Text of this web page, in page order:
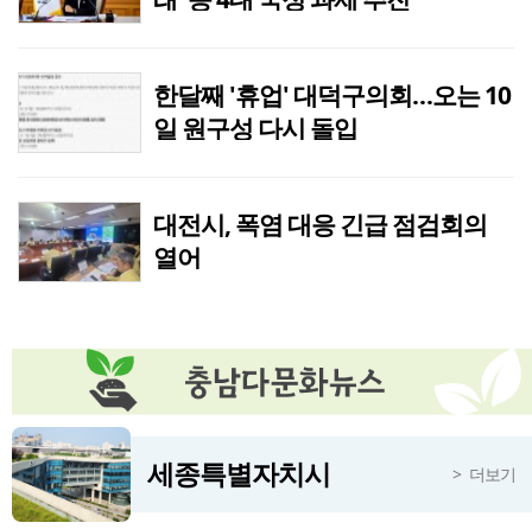
8시간전
8시간전 대전혁신센터, 대전창업허브 입주기업 7개사 모집
8시간전 [교단만필] 더 쉽게 만드는 시대, 더 깊게 배우는 교육
8시간전 ‘폭염으로 단축 영업합니다’
국립공주대 관광경영학과, 공주 관광 미래 이끌 대학생 아이디어 찾는다
8시간전 정부 국가철도망 계획에 대전시 역량 집중해야
8시간전 한달째 '휴업' 대덕구의회…오는 10일 원구성 다시 돌입
한달째 '휴업' 대덕구의회…오는 10
일 원구성 다시 돌입
대전시, 폭염 대응 긴급 점검회의
열어
세종특별자치시 더보기